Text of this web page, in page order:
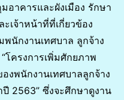
อาคารและผังเมือง รักษา
เจ้าหน้าที่ที่เกี่ยวข้อง
นักงานเทศบาล ลูกจ้าง
โครงการเพิ่มศักยภาพ
งพนักงานเทศบาลลูกจ้าง
2563” ซึ่งจะศึกษาดูงาน